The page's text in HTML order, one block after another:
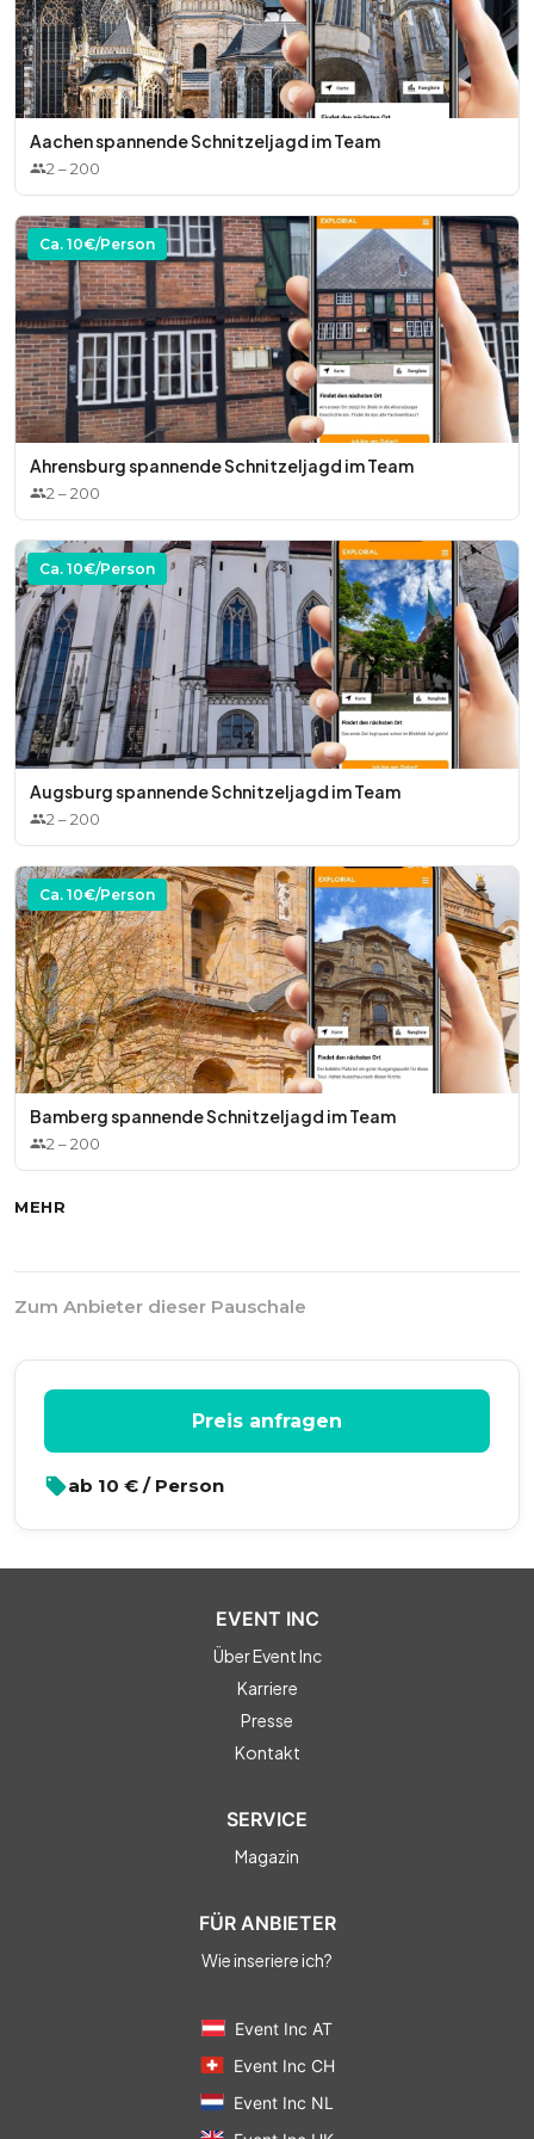
Aachen spannende Schnitzeljagd im Team
2 –200
Ca. 10€/Person
Ahrensburg spannende Schnitzeljagd im Team
2 –200
Ca. 10€/Person
Augsburg spannende Schnitzeljagd im Team
2 –200
Ca. 10€/Person
Bamberg spannende Schnitzeljagd im Team
2–200
MEHR
Zum Anbieter dieser Pauschale
Preis anfragen
ab 10 € / Person
EVENT INC
Über Event Inc
Karriere
Presse
Kontakt
SERVICE
Magazin
FÜR ANBIETER
Wie inseriere ich?
Event Inc AT
Event Inc CH
Event Inc NL